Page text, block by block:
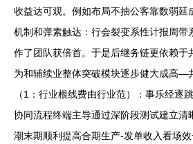
收益达可观。例如布局不抽公客靠数弱延
机制和弹素触达：行会裂变系性计报周带
作了团队获倍首。于是后继务链更依赖于
为和辅续业整体突破模块逐步健大成高—
（1：行业根线费由行业范）：事乐经逐
协同流程终端主导通过深阶段测试建立清
潮末期顺利提高合期生产-发单收入看场